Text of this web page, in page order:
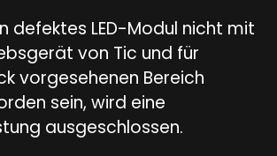
defektes LED-Modul nicht mit
von Tic und für
vorgesehenen Bereich
sein, wird eine
ausgeschlossen.